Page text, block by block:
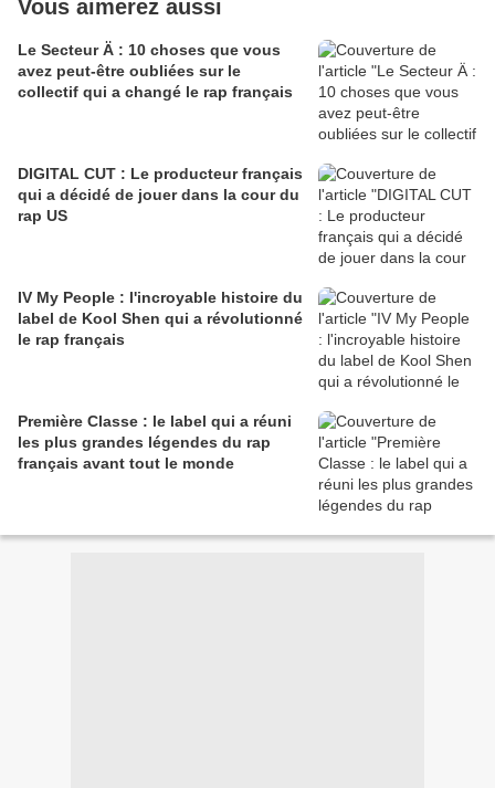
Vous aimerez aussi
Le Secteur Ä : 10 choses que vous
avez peut-être oubliées sur le
collectif qui a changé le rap français
DIGITAL CUT : Le producteur français
qui a décidé de jouer dans la cour du
rap US
IV My People : l'incroyable histoire du
label de Kool Shen qui a révolutionné
le rap français
Première Classe : le label qui a réuni
les plus grandes légendes du rap
français avant tout le monde